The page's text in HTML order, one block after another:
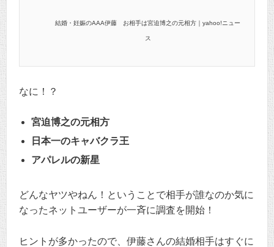
結婚・妊娠のAAA伊藤 お相手は宮迫博之の元相方｜yahoo!ニュー
ス
なに！？
宮迫博之の元相方
日本一のキャバクラ王
アパレルの新星
どんなヤツやねん！ということで相手が誰なのか気に
なったネットユーザーが一斉に調査を開始！
ヒントが多かったので、伊藤さんの結婚相手はすぐに